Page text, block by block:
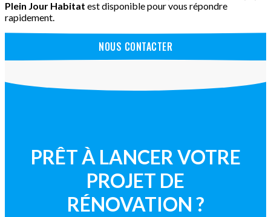
Plein Jour Habitat est disponible pour vous répondre
rapidement.
NOUS CONTACTER
PRÊT À LANCER VOTRE
PROJET DE
RÉNOVATION ?